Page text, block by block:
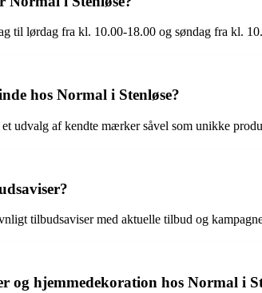
til lørdag fra kl. 10.00-18.00 og søndag fra kl.
hos Normal i Stenløse?
udvalg af kendte mærker såvel som unikke
tilbudsaviser med aktuelle tilbud og
og hjemmedekoration hos Normal i